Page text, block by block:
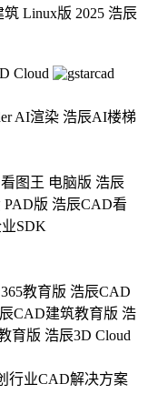
Linux版 2025 浩辰
Cloud
AI渲染 浩辰AI楼梯
图王 电脑版 浩辰
PAD版 浩辰CAD看
SDK
教育版 浩辰CAD
CAD建筑教育版 浩
育版 浩辰3D Cloud